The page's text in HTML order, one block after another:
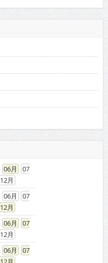
06
07
12
06
07
12
06
07
12
06
07